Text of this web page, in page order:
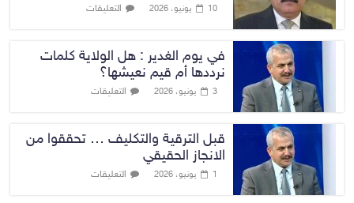
10 يونيو، 2026 التعليقات
في يوم الغدير : هل الولاية كلمات
نرددها أم قيم نعيشها؟
3 يونيو، 2026 التعليقات
قبل الترقية والتكليف … تحققوا من
الانجاز الحقيقي
1 يونيو، 2026 التعليقات